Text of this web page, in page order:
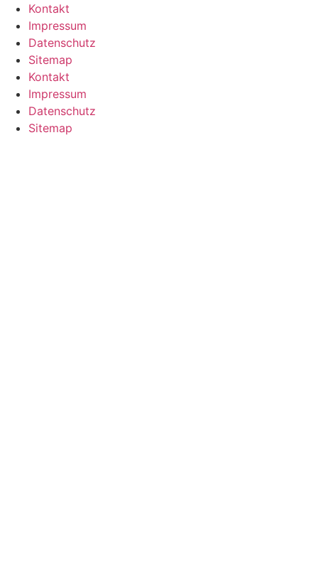
Kontakt
Impressum
Datenschutz
Sitemap
Kontakt
Impressum
Datenschutz
Sitemap